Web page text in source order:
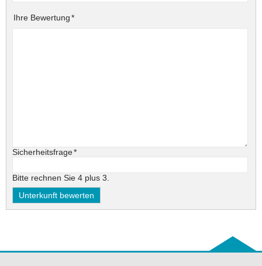
Pflichtfeld
Ihre Bewertung*
Pflichtfeld
Sicherheitsfrage*
Bitte rechnen Sie 4 plus 3.